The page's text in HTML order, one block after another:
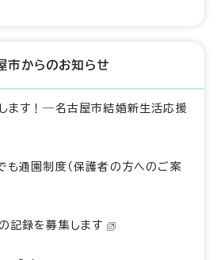
市からのお知らせ
ます！―名古屋市結婚新生活応援
も通園制度（保護者の方へのご案
記録を募集します